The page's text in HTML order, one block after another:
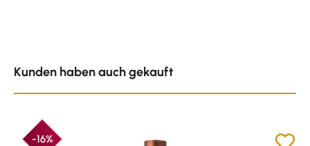
Kunden haben auch gekauft
-16%